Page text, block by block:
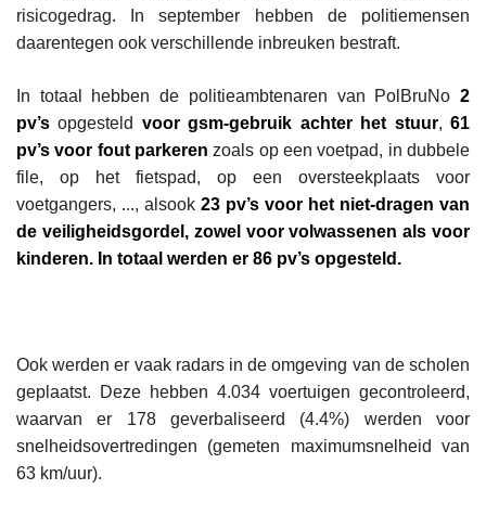
risicogedrag. In september hebben de politiemensen
daarentegen ook verschillende inbreuken bestraft.
In totaal hebben de politieambtenaren van PolBruNo 2
pv’s opgesteld voor gsm-gebruik achter het stuur, 61
pv’s voor fout parkeren zoals op een voetpad, in dubbele
file, op het fietspad, op een oversteekplaats voor
voetgangers, ..., alsook 23 pv’s voor het niet-dragen van
de veiligheidsgordel, zowel voor volwassenen als voor
kinderen. In totaal werden er 86 pv’s opgesteld.
Ook werden er vaak radars in de omgeving van de scholen
geplaatst. Deze hebben 4.034 voertuigen gecontroleerd,
waarvan er 178 geverbaliseerd (4.4%) werden voor
snelheidsovertredingen (gemeten maximumsnelheid van
63 km/uur).